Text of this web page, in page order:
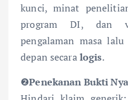
kunci, minat
program DI, dan
pengalaman masa
depan secaralogis.
❷Penekanan Bukti